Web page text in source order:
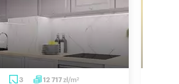
3 12 717zł/m2